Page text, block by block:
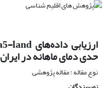
حدی دمای ماهانه در ایران
نوع مقاله : مقاله پژوهشی